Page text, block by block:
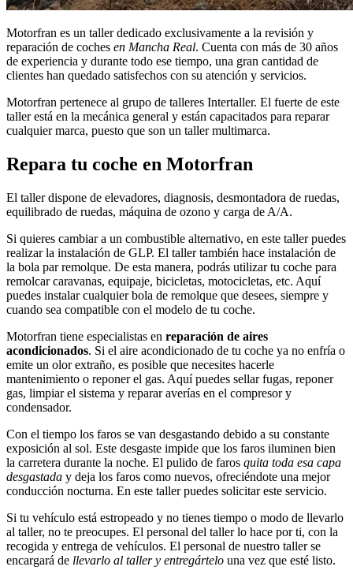
Motorfran es un taller dedicado exclusivamente a la revisión y
reparación de coches en Mancha Real. Cuenta con más de 30 años
de experiencia y durante todo ese tiempo, una gran cantidad de
clientes han quedado satisfechos con su atención y servicios.
Motorfran pertenece al grupo de talleres Intertaller. El fuerte de este
taller está en la mecánica general y están capacitados para reparar
cualquier marca, puesto que son un taller multimarca.
Repara tu coche en Motorfran
El taller dispone de elevadores, diagnosis, desmontadora de ruedas,
equilibrado de ruedas, máquina de ozono y carga de A/A.
Si quieres cambiar a un combustible alternativo, en este taller puedes
realizar la instalación de GLP. El taller también hace instalación de
la bola par remolque. De esta manera, podrás utilizar tu coche para
remolcar caravanas, equipaje, bicicletas, motocicletas, etc. Aquí
puedes instalar cualquier bola de remolque que desees, siempre y
cuando sea compatible con el modelo de tu coche.
Motorfran tiene especialistas en reparación de aires
acondicionados. Si el aire acondicionado de tu coche ya no enfría o
emite un olor extraño, es posible que necesites hacerle
mantenimiento o reponer el gas. Aquí puedes sellar fugas, reponer
gas, limpiar el sistema y reparar averías en el compresor y
condensador.
Con el tiempo los faros se van desgastando debido a su constante
exposición al sol. Este desgaste impide que los faros iluminen bien
la carretera durante la noche. El pulido de faros quita toda esa capa
desgastada y deja los faros como nuevos, ofreciéndote una mejor
conducción nocturna. En este taller puedes solicitar este servicio.
Si tu vehículo está estropeado y no tienes tiempo o modo de llevarlo
al taller, no te preocupes. El personal del taller lo hace por ti, con la
recogida y entrega de vehículos. El personal de nuestro taller se
encargará de llevarlo al taller y entregártelo una vez que esté listo.